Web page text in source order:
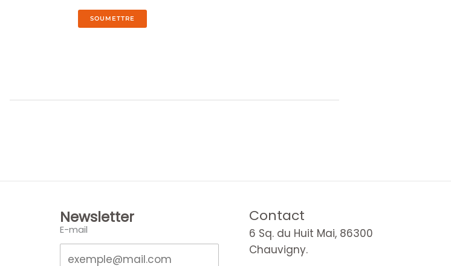
Newsletter
E-mail
Contact
6 Sq. du Huit Mai, 86300
Chauvigny.